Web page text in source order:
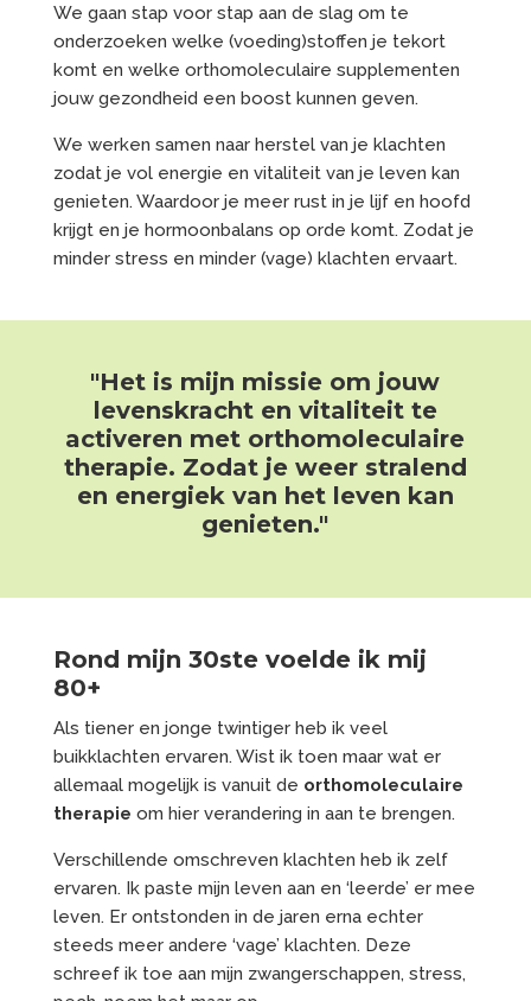
We gaan stap voor stap aan de slag om te
onderzoeken welke (voeding)stoffen je tekort
komt en welke orthomoleculaire supplementen
jouw gezondheid een boost kunnen geven.
We werken samen naar herstel van je klachten
zodat je vol energie en vitaliteit van je leven kan
genieten. Waardoor je meer rust in je lijf en hoofd
krijgt en je hormoonbalans op orde komt. Zodat je
minder stress en minder (vage) klachten ervaart.
"Het is mijn missie om jouw
levenskracht en vitaliteit te
activeren met orthomoleculaire
therapie. Zodat je weer stralend
en energiek van het leven kan
genieten."
Rond mijn 30ste voelde ik mij
80+
Als tiener en jonge twintiger heb ik veel
buikklachten ervaren. Wist ik toen maar wat er
allemaal mogelijk is vanuit de orthomoleculaire
therapie om hier verandering in aan te brengen.
Verschillende omschreven klachten heb ik zelf
ervaren. Ik paste mijn leven aan en ‘leerde’ er mee
leven. Er ontstonden in de jaren erna echter
steeds meer andere ‘vage’ klachten. Deze
schreef ik toe aan mijn zwangerschappen, stress,